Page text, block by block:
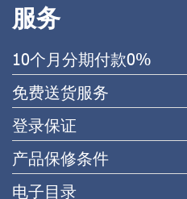
服务
10个月分期付款0%
免费送货服务
登录保证
产品保修条件
电子目录